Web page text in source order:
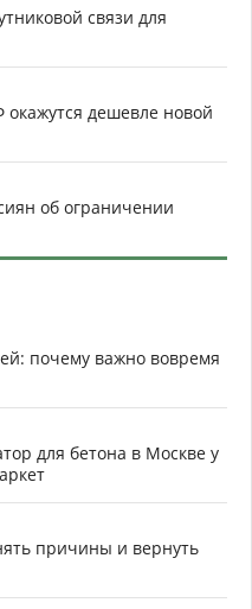
связи для
дешевле новой
об ограничении
почему важно вовремя
для бетона в Москве у
причины и вернуть